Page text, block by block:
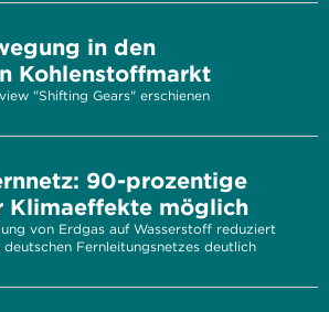
in den
Kohlenstoffmarkt
"Shifting Gears" erschienen
90-prozentige
Klimaeffekte möglich
von Erdgas auf Wasserstoff reduziert
Fernleitungsnetzes deutlich